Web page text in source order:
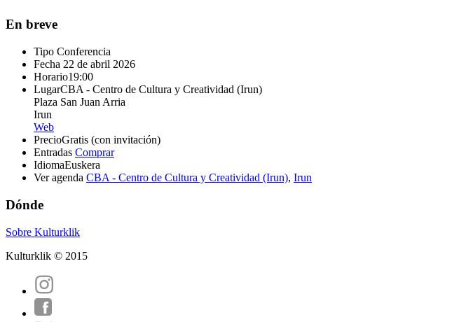
En breve
Tipo Conferencia
Fecha 22 de abril 2026
Horario19:00
LugarCBA - Centro de Cultura y Creatividad (Irun)
Plaza San Juan Arria
Irun
Web
PrecioGratis (con invitación)
Entradas Comprar
IdiomaEuskera
Ver agenda CBA - Centro de Cultura y Creatividad (Irun), Irun
Dónde
Sobre Kulturklik
Kulturklik © 2015